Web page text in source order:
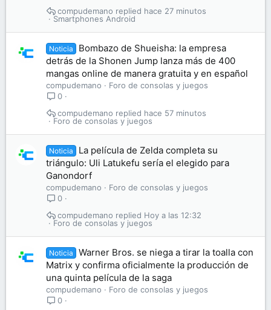
Smartphones Android
hace 27 minutos
compudemano
Noticia
Bombazo de Shueisha: la empresa
detrás de la Shonen Jump lanza más de 400
mangas online de manera gratuita y en español
compudemano
Foro de consolas y juegos
0
Foro de consolas y juegos
hace 57 minutos
compudemano
Noticia
La película de Zelda completa su
triángulo: Uli Latukefu sería el elegido para
Ganondorf
compudemano
Foro de consolas y juegos
0
Foro de consolas y juegos
Hoy a las 12:32
compudemano
Noticia
Warner Bros. se niega a tirar la toalla con
Matrix y confirma oficialmente la producción de
una quinta película de la saga
compudemano
Foro de consolas y juegos
0